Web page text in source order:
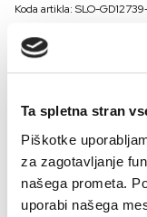
Ta spletna stran
Piškotke
za zagotavljanje
našega prometa.
uporabi našega
Koda artikla: SLO-
BARVE
VELIKOST
48 50 52 54 56
Kalkulator velikosti